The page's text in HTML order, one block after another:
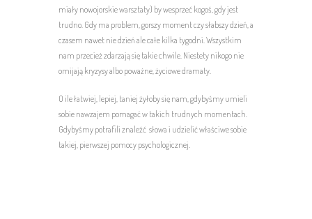
miały nowojorskie warsztaty) by wesprzeć kogoś, gdy jest
trudno. Gdy ma problem, gorszy moment czy słabszy dzień, a
czasem nawet nie dzień ale całe kilka tygodni. Wszystkim
nam przecież zdarzają się takie chwile. Niestety nikogo nie
omijają kryzysy albo poważne, życiowe dramaty.
O ile łatwiej, lepiej, taniej żyłoby się nam, gdybyśmy umieli
sobie nawzajem pomagać w takich trudnych momentach.
Gdybyśmy potrafili znaleźć słowa i udzielić właściwe sobie
takiej, pierwszej pomocy psychologicznej.